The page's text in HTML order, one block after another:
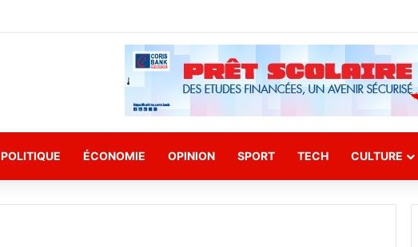
POLITIQUE ÉCONOMIE OPINION SPORT TECH CULTURE